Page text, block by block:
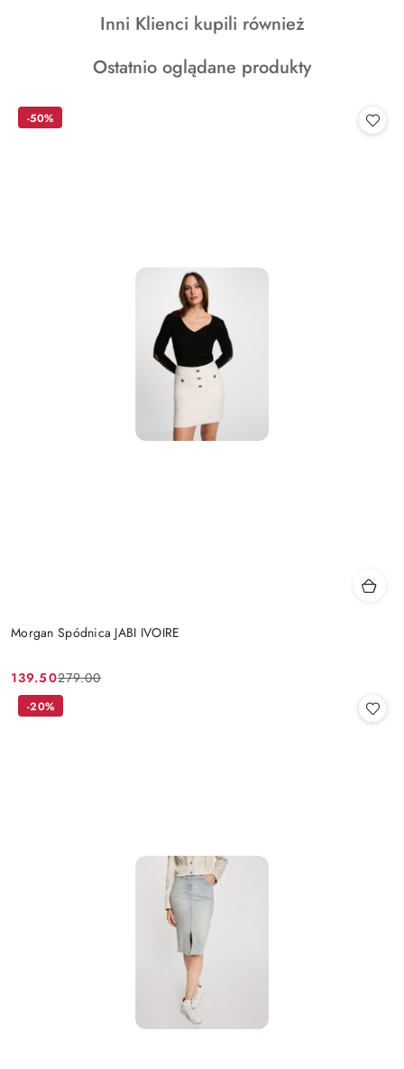
statusie:
Produkty
statusie:
Inni Klienci kupili również
Produkty
Ostatnio oglądane produkty
Morgan Spódnica JABI IVOIRE
Cena
promocyjna:
139.50
Cena
przed
279.00
-50%
-20%